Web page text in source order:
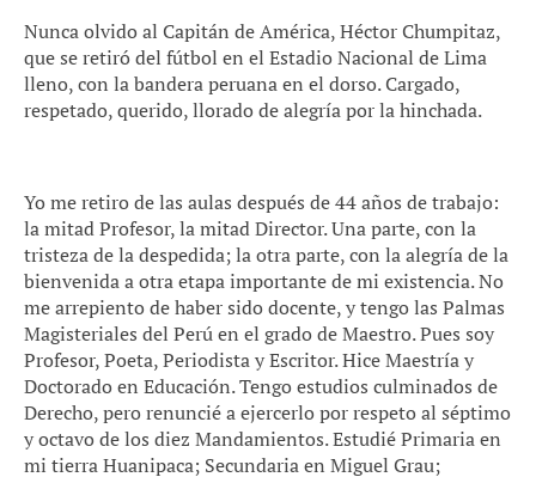
Nunca olvido al Capitán de América, Héctor Chumpitaz,
que se retiró del fútbol en el Estadio Nacional de Lima
lleno, con la bandera peruana en el dorso. Cargado,
respetado, querido, llorado de alegría por la hinchada.
Yo me retiro de las aulas después de 44 años de trabajo:
la mitad Profesor, la mitad Director. Una parte, con la
tristeza de la despedida; la otra parte, con la alegría de la
bienvenida a otra etapa importante de mi existencia. No
me arrepiento de haber sido docente, y tengo las Palmas
Magisteriales del Perú en el grado de Maestro. Pues soy
Profesor, Poeta, Periodista y Escritor. Hice Maestría y
Doctorado en Educación. Tengo estudios culminados de
Derecho, pero renuncié a ejercerlo por respeto al séptimo
y octavo de los diez Mandamientos. Estudié Primaria en
mi tierra Huanipaca; Secundaria en Miguel Grau;